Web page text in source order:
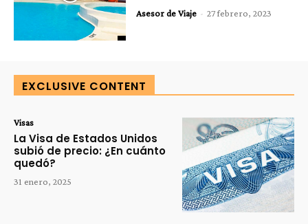
Asesor de Viaje - 27 febrero, 2023
EXCLUSIVE CONTENT
Visas
La Visa de Estados Unidos
subió de precio: ¿En cuánto
quedó?
31 enero, 2025